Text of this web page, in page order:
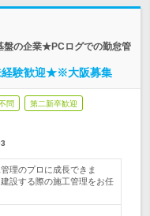
盤の企業★PCログでの勤怠管
経験歓迎★※大阪募集
問 第二新卒歓迎
理のプロに成長できま
設する際の施工管理をお任